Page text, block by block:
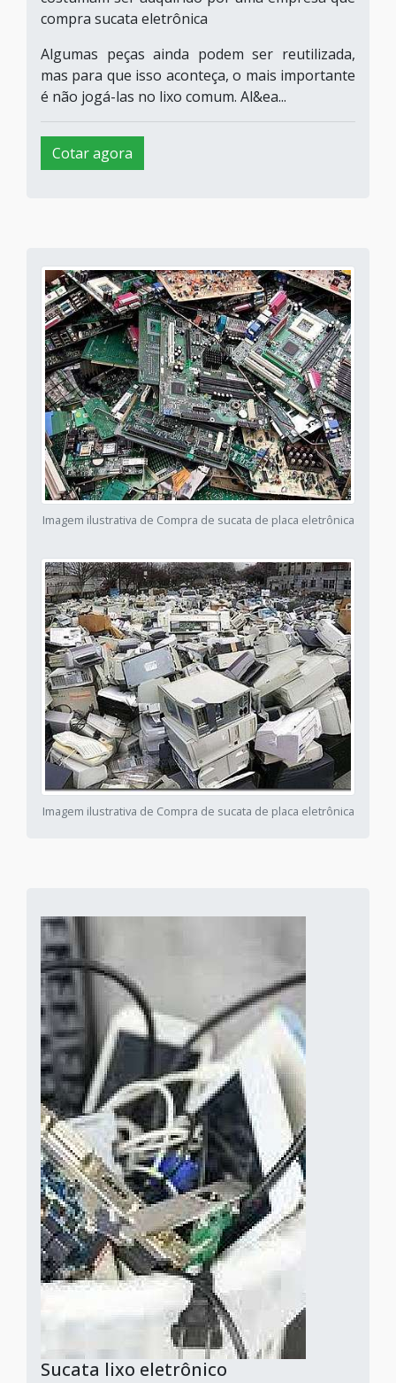
compra sucata eletrônica
Algumas peças ainda podem ser reutilizada,
mas para que isso aconteça, o mais importante
é não jogá-las no lixo comum. Al&ea...
Cotar agora
Imagem ilustrativa de Compra de sucata de placa eletrônica
Imagem ilustrativa de Compra de sucata de placa eletrônica
Sucata lixo eletrônico